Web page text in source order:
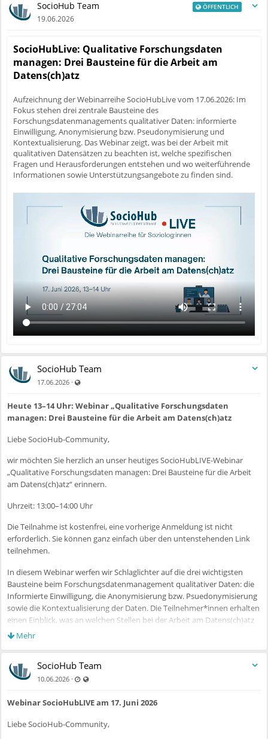
der Sidebar Ihres Newsfeeds oder über die Navigationsleiste unter
Home.
zu entdecken, Kontakte zu knüpfen und neue Kooperationen
anzustoßen.
Forschungsaktivitäten auf SocioHub sichtbar machen können? In
unserem nächstenSocioHubLive Webinar am 15. Juli
Ihnen diese Funktionen vor und zeigen, welche Möglichkeiten sich für
die Darstellung und Vernetzung Ihrer Forschungsaktivitäten ergeben.
Alle Informationen zu unseren kommenden Veranstaltungen finden Sie
auf unsererVeranstaltungsseiteunter Information →
Veranstaltungen.
SocioHub Team ÖFFENTLICH
19.06.2026
SocioHubLive: Qualitative Forschungsdaten
managen: Drei Bausteine für die Arbeit am
Datens(ch)atz
Aufzeichnung der Webinarreihe SocioHubLive vom 17.06.2026: Im
Fokus stehen drei zentrale Bausteine des
Forschungsdatenmanagements qualitativer Daten: informierte
Einwilligung, Anonymisierung bzw. Pseudonymisierung und
Kontextualisierung. Das Webinar zeigt, was bei der Arbeit mit
qualitativen Datensätzen zu beachten ist, welche spezifischen
Fragen und Herausforderungen entstehen und wo weiterführende
Informationen sowie Unterstützungsangebote zu finden sind.
SocioHub Team
17.06.2026 ·
Heute 13–14 Uhr: Webinar „Qualitative Forschungsdaten
managen: Drei Bausteine für die Arbeit am Datens(ch)atz
Liebe SocioHub-Community,
wir möchten Sie herzlich an unser heutiges SocioHubLIVE-Webinar
„Qualitative Forschungsdaten managen: Drei Bausteine für die Arbeit
am Datens(ch)atz“ erinnern.
Uhrzeit: 13:00–14:00 Uhr
Die Teilnahme ist kostenfrei, eine vorherige Anmeldung ist nicht
erforderlich. Sie können ganz einfach über den untenstehenden Link
teilnehmen.
In diesem Webinar werfen wir Schlaglichter auf die drei wichtigsten
Bausteine beim Forschungsdatenmanagement qualitativer Daten: die
Informierte Einwilligung, die Anonymisierung bzw. Psuedonymisierung
sowie die Kontextualisierung der Daten. Die Teilnehmer*innen erhalten
einen Einblick, was an welchen Stellen bei der Arbeit am Datens(ch)atz
grundsätzlich zu berücksichtigen ist, welche Fragen und
Forschungsdaten stellen und wo sich weitere Informationen und
Unterstützungsangebote finden lassen.
https://uni-koeln.zoom.us/j/99190103798?
(Meeting-ID: 991 9010 3798 / Passwort: 466178)
Mehr
SocioHub Team
10.06.2026 · Zuletzt aktualisiert 10.06.2026 - 07:12
Webinar SocioHubLIVE am 17. Juni 2026
Liebe SocioHub-Community,